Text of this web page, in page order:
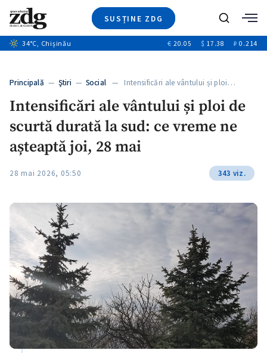
SUSȚINE ZDG
Ştiri
+11
Video
Special
Caută
34°C, Chișinău € 20.05 $ 17.38 ₽ 0.214
Principală — Ştiri — Social — Intensificări ale vântului și ploi…
Intensificări ale vântului și ploi de
scurtă durată la sud: ce vreme ne
așteaptă joi, 28 mai
28 mai 2026, 05:50 343 viz.